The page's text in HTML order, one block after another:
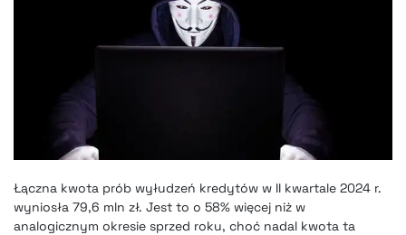
Łączna kwota prób wyłudzeń kredytów w II kwartale 2024 r.
wyniosła 79,6 mln zł. Jest to o 58% więcej niż w
analogicznym okresie sprzed roku, choć nadal kwota ta